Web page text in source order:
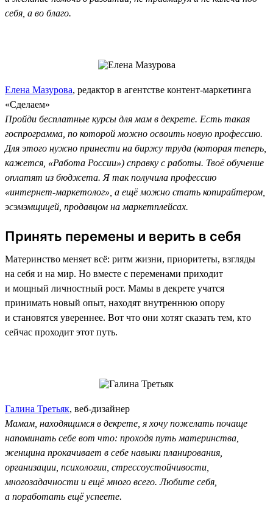
себя, а во благо.
Елена Мазурова, редактор в агентстве контент-маркетинга
«Сделаем»
Пройди бесплатные курсы для мам в декрете. Есть такая
госпрограмма, по которой можно освоить новую профессию.
Для этого нужно принести на биржу труда (которая теперь,
кажется, «Работа России») справку с работы. Твоё обучение
оплатят из бюджета. Я так получила профессию
«интернет-маркетолог», а ещё можно стать копирайтером,
эсэмэмщицей, продавцом на маркетплейсах.
Принять перемены и верить в себя
Материнство меняет всё: ритм жизни, приоритеты, взгляды
на себя и на мир. Но вместе с переменами приходит
и мощный личностный рост. Мамы в декрете учатся
принимать новый опыт, находят внутреннюю опору
и становятся увереннее. Вот что они хотят сказать тем, кто
сейчас проходит этот путь.
Галина Третьяк, веб-дизайнер
Мамам, находящимся в декрете, я хочу пожелать почаще
напоминать себе вот что: проходя путь материнства,
женщина прокачивает в себе навыки планирования,
организации, психологии, стрессоустойчивости,
многозадачности и ещё много всего. Любите себя,
а поработать ещё успеете.